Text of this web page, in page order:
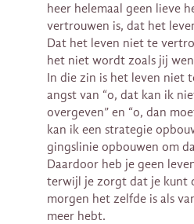
heer helemaal geen lieve
vertrouwen is, dat het
Dat het leven niet te
het niet wordt zoals jij
In die zin is het leven niet
angst van “o, dat kan ik
overgeven” en “o, dan
kan ik een strategie
gingslinie opbouwen om
Daardoor heb je geen
terwijl je zorgt dat je kunt
morgen het zelfde is als
meer hebt.